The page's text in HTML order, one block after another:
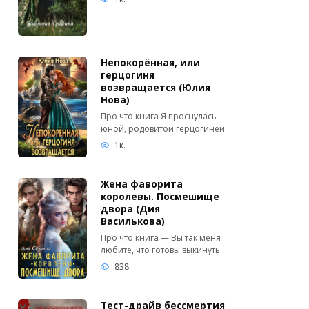
Непокорённая, или
герцогиня
возвращается (Юлия
Нова)
Про что книга Я проснулась
юной, родовитой герцогиней
1к.
Жена фаворита
королевы. Посмешище
двора (Дия
Василькова)
Про что книга — Вы так меня
любите, что готовы выкинуть
838
Тест-драйв бессмертия